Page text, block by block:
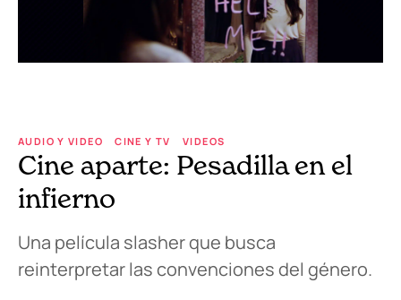
AUDIO Y VIDEO CINE Y TV VIDEOS
Cine aparte: Pesadilla en el
infierno
Una película slasher que busca
reinterpretar las convenciones del género.